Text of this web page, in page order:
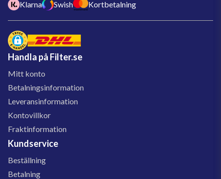
Klarna Swish Kortbetalning
Handla på Filter.se
Mitt konto
Betalningsinformation
Leveransinformation
Kontovillkor
Fraktinformation
Kundservice
Beställning
Betalning